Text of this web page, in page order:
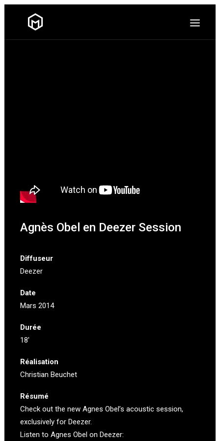
Agnès Obel en Deezer Session
Diffuseur
Deezer
Date
Mars 2014
Durée
18′
Réalisation
Christian Beuchet
Résumé
Check out the new Agnes Obel’s acoustic session,
exclusively for Deezer.
Listen to Agnes Obel on Deezer: